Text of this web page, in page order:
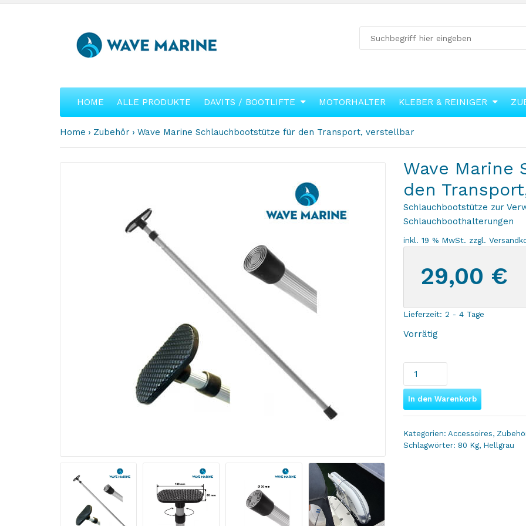
HOME ALLE PRODUKTE DAVITS / BOOTLIFTE MOTORHALTER KLEBER & REINIGER
Home Zubehör Wave Marine Schlauchbootstütze für den Transport, verstellbar
Wave
den
Schlauchbootstütze zur
Schlauchboothalterungen
inkl. 19 % MwSt. zzgl.
29,00 €
Lieferzeit: 2 - 4 Tage
Vorrätig
Wave
Marine
Schlauchbootstütze
für
Transport,
verstellbar
In den Warenkorb
Kategorien: Accessoires,
Schlagwörter: 80 Kg, Hellgrau